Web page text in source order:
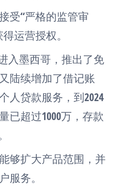
受“严格的监管审
运营授权。
入墨西哥，推出了免
陆续增加了借记账
人贷款服务，到2024
已超过1000万，存款
够扩大产品范围，并
服务。